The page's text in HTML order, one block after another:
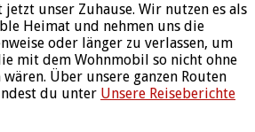
jetzt unser Zuhause. Wir nutzen es als
Heimat und nehmen uns die
oder länger zu verlassen, um
mit dem Wohnmobil so nicht ohne
Über unsere ganzen Routen
du unter Unsere Reiseberichte